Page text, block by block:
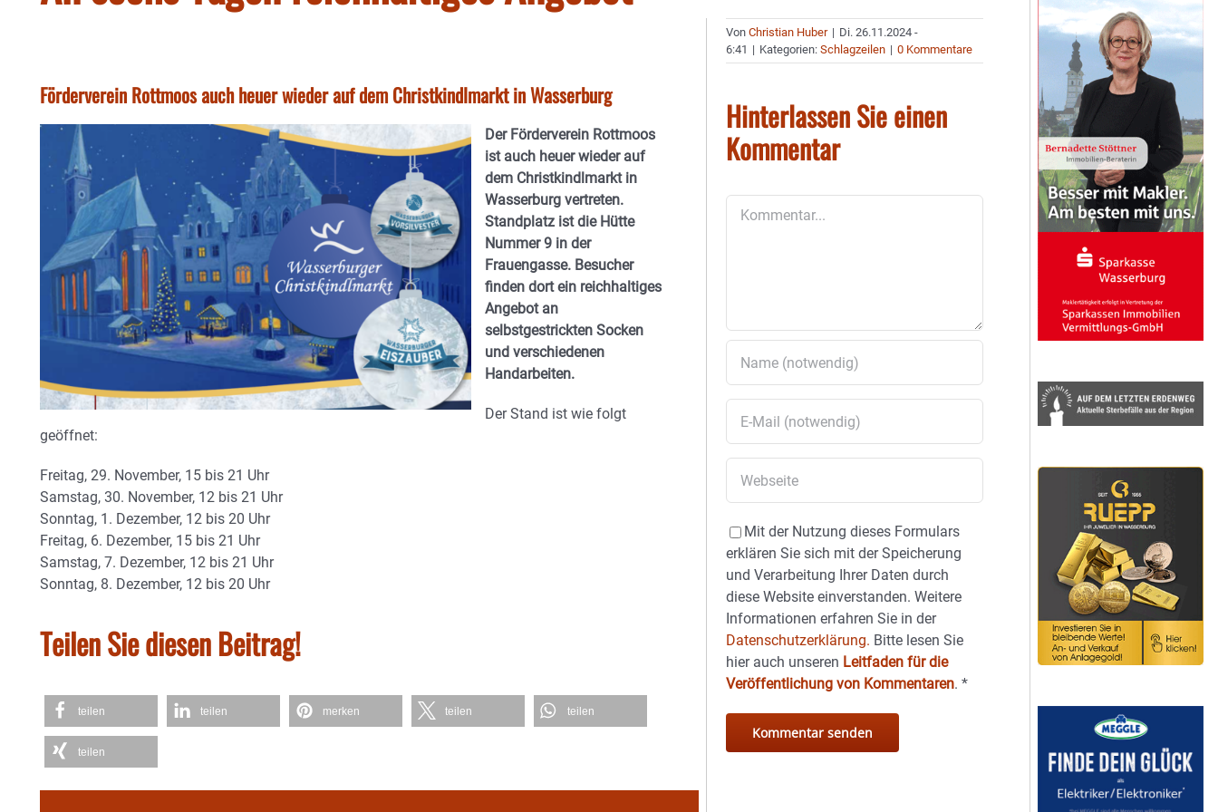
Förderverein Rottmoos auch heuer wieder auf dem Christkindlmarkt in Wasserburg
Der Förderverein Rottmoos
ist auch heuer wieder auf
dem Christkindlmarkt in
Wasserburg vertreten.
Standplatz ist die Hütte
Nummer 9 in der
Frauengasse. Besucher
finden dort ein reichhaltiges
Angebot an
selbstgestrickten Socken
und verschiedenen
Handarbeiten.
Der Stand ist wie folgt
geöffnet:
Freitag, 29. November, 15 bis 21 Uhr
Samstag, 30. November, 12 bis 21 Uhr
Sonntag, 1. Dezember, 12 bis 20 Uhr
Freitag, 6. Dezember, 15 bis 21 Uhr
Samstag, 7. Dezember, 12 bis 21 Uhr
Sonntag, 8. Dezember, 12 bis 20 Uhr
Teilen Sie diesen Beitrag!
teilen teilen merken teilen teilen
teilen
VonChristian Huber | Di. 26.11.2024 -
6:41 | Kategorien:Schlagzeilen | 0 Kommentare
Hinterlassen Sie einen
Kommentar
Mit der Nutzung dieses Formulars
erklären Sie sich mit der Speicherung
und Verarbeitung Ihrer Daten durch
diese Website einverstanden. Weitere
Informationen erfahren Sie in der
Datenschutzerklärung. Bitte lesen Sie
hier auch unseren Leitfaden für die
Veröffentlichung von Kommentaren.*